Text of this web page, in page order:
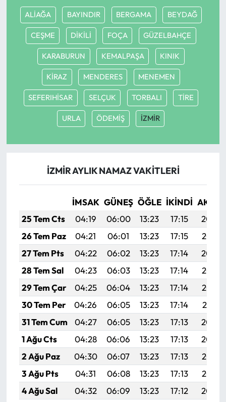
ALİAĞA BAYINDIR BERGAMA BEYDAĞ
CEŞME DİKİLİ FOÇA GÜZELBAHÇE
KARABURUN KEMALPAŞA KINIK
KİRAZ MENDERES MENEMEN
SEFERIHİSAR SELÇUK TORBALI TİRE
URLA ÖDEMİŞ İZMİR
İZMİR AYLIK NAMAZ VAKITLERI
İMSAK GÜNEŞ ÖĞLE İKINDI
25 Tem Cts
04:19 06:00 13:23 17:15
20:36
26 Tem Paz
04:21 06:01 13:23 17:15
20:35
27 Tem Pts
04:22 06:02 13:23 17:14
20:34
28 Tem Sal
04:23 06:03 13:23 17:14
20:33
29 Tem Çar
04:25 06:04 13:23 17:14
20:32
30 Tem Per
04:26 06:05 13:23 17:14
20:31
31 Tem Cum
04:27 06:05 13:23 17:13
20:30
1 Ağu Cts
04:28 06:06 13:23 17:13
20:29
2 Ağu Paz
04:30 06:07 13:23 17:13
20:28
3 Ağu Pts
04:31 06:08 13:23 17:13
20:27
4 Ağu Sal
04:32 06:09 13:23 17:12
20:26